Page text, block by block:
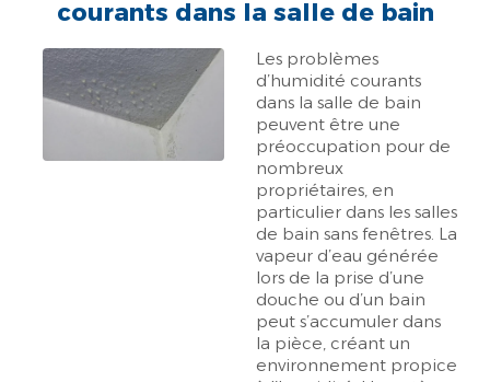
courants dans la salle de bain
Les problèmes
d’humidité courants
dans la salle de bain
peuvent être une
préoccupation pour de
nombreux
propriétaires, en
particulier dans les salles
de bain sans fenêtres. La
vapeur d’eau générée
lors de la prise d’une
douche ou d’un bain
peut s’accumuler dans
la pièce, créant un
environnement propice